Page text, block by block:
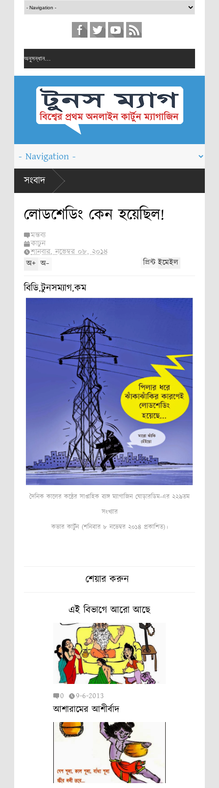
সংবাদ
চিত্রাঙ্কন
নরওয়ে,
লোডশেডিং কেন হয়েছিল!
মন্তব্য
কার্টুন
শনিবার, নভেম্বর ০৮, ২০১৪
অ+ অ- ইমেইল
প্রিন্ট
বিডি.টুনসম্যাগ.কম
দৈনিক কালের কন্ঠের সাপ্তাহিক ব্যঙ্গ ম্যাগাজিন ঘোড়ারডিম-এর ২২৯তম
সংখ্যার
কভার কার্টুন (শনিবার ৮ নভেম্বর ২০১৪ প্রকাশিত)।
শেয়ার করুন
এই বিভাগে আরো আছে
0 9-6-2013
আশারামের আশীর্বাদ